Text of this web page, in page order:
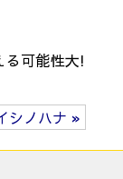
可能性大!
シノハナ »